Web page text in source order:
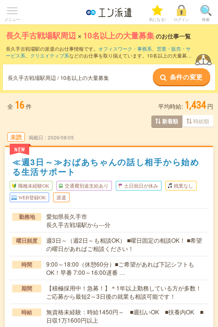
メニュー 気になる! ログイン 検索
長久手古戦場駅周辺 × 10名以上の大量募集のお仕事一覧
長久手古戦場駅の派遣のお仕事情報です。 オフィスワーク・事務系、 営業・販売・サ
ービス系、 クリエイティブ系などのお仕事を取り揃えています。10名以上の大量募集
長久手古戦場駅周辺 / 10名以上の大量募集 条件の変更
全 16件 平均時給: 1,434 円
新着順 時給順
未読
NEW
掲載日 2026/08/05
≪週3日～≫おばあちゃんの話し相手から始め
る生活サポート
職種未経験OK 交通費別途支給あり 土日祝日が休み 残業なし
WEB登録OK 派遣
勤務地
愛知県長久手市
長久手古戦場駅から---分
曜日頻度
週3日～（週2日～も相談OK） ■曜日固定の相談OK！ ■希望
の曜日があればご相談ください！
時間
9:00～18:00（休憩60分）■ご希望があれば下記シフトも
OK！早番 7:00～16:00遅番 …
期間
【積極採用中！急募！】＊1年以上勤務している方が多数！
ご応募から最短2～3日後の就業も相談可能です！
時給
無資格未経験：時給1450円～ ■週払いOK ■扶養内OK ■
日収1万1600円以上